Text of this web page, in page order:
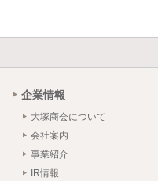
企業情報
大塚商会について
会社案内
事業紹介
IR情報